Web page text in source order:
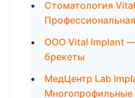
Стоматология
ООО Vital Implant
брекеты
МедЦентр Lab
Многопрофильные